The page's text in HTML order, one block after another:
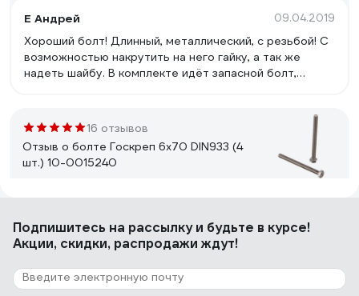
Е Андрей 09.04.2019
Хороший болт! Длинный, металлический, с резьбой! С
возможностью накрутить на него гайку, а так же
надеть шайбу. В комплекте идёт запасной болт,
16 отзывов
Отзыв о болте Госкреп 6х70 DIN933 (4
шт.) 10-0015240
Хорошее качество болта с высокой прочностью,
универсальный , из нержавеющей стали. Подходит для
Подпишитесь на рассылкуи будьте в курсе!
Акции, скидки, распродажи ждут!